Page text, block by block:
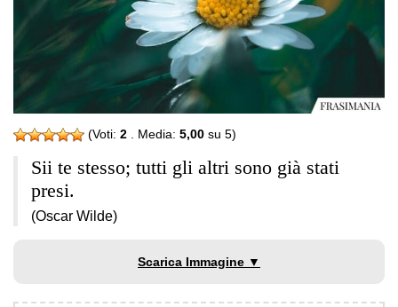
(Voti: 2 . Media: 5,00 su 5)
Sii te stesso; tutti gli altri sono già stati
presi.
(Oscar Wilde)
Scarica Immagine ▼